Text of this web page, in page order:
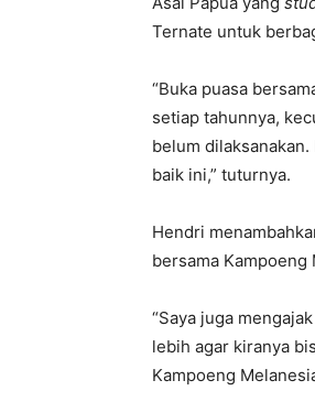
Ternate untuk
“Buka puasa
setiap tahunnya,
belum
baik ini,” tuturnya.
Hendri
bersama Kampoeng
“Saya juga
lebih agar kiranya
Kampoeng